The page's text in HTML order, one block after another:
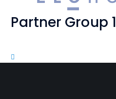
Partner Group 1